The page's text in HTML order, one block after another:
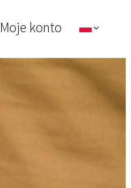
Moje konto